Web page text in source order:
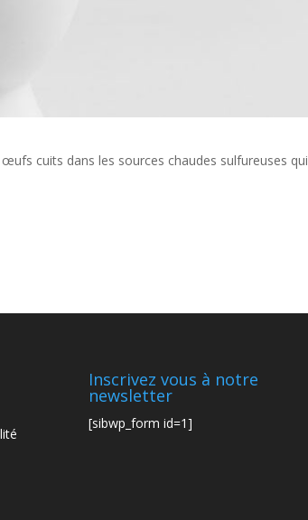
cuits dans les sources chaudes sulfureuses qui
Inscrivez vous à notre
newsletter
[sibwp_form id=1]